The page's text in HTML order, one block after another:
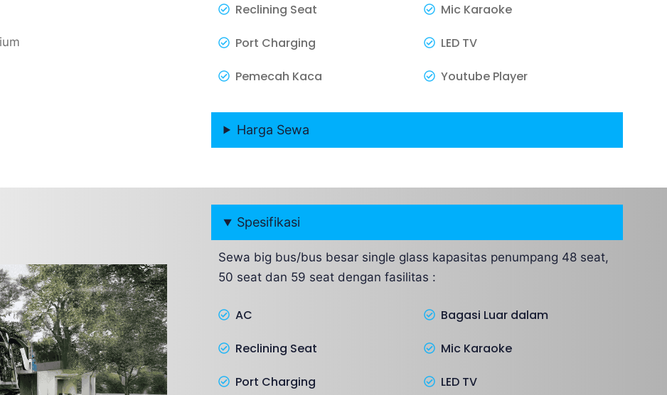
Reclining Seat
Port Charging
Pemecah Kaca
Mic Karaoke
LED TV
Youtube Player
Harga Sewa
Spesifikasi
Sewa big bus/bus besar single glass kapasitas penumpang 48 seat,
50 seat dan 59 seat dengan fasilitas :
AC
Reclining Seat
Port Charging
Bagasi Luar dalam
Mic Karaoke
LED TV